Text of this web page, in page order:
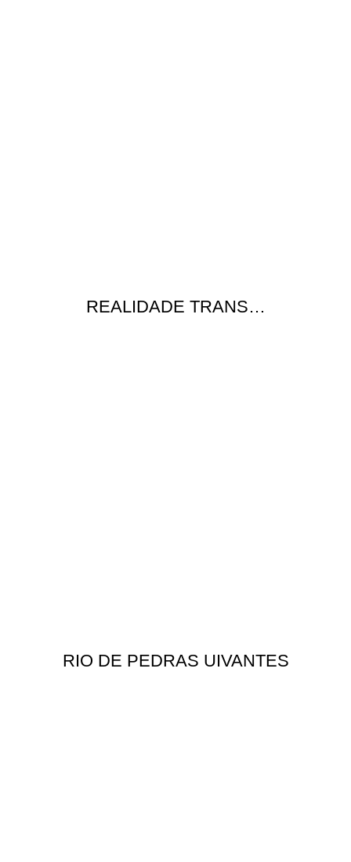
REALIDADE TRANS…
RIO DE PEDRAS UIVANTES